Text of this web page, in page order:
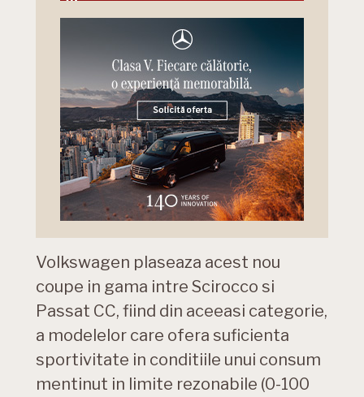
Volkswagen plaseaza acest nou
coupe in gama intre Scirocco si
Passat CC, fiind din aceeasi categorie,
a modelelor care ofera suficienta
sportivitate in conditiile unui consum
mentinut in limite rezonabile (0-100